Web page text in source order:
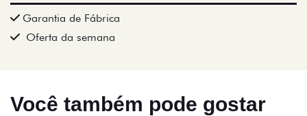
Garantia de Fábrica
Oferta da semana
Você também pode gostar